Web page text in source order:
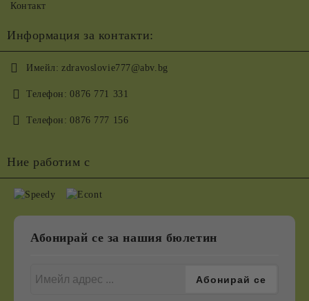
Контакт
Информация за контакти:
Имейл: zdravoslovie777@abv.bg
Телефон: 0876 771 331
Телефон: 0876 777 156
Ние работим с
Абонирай се за нашия бюлетин